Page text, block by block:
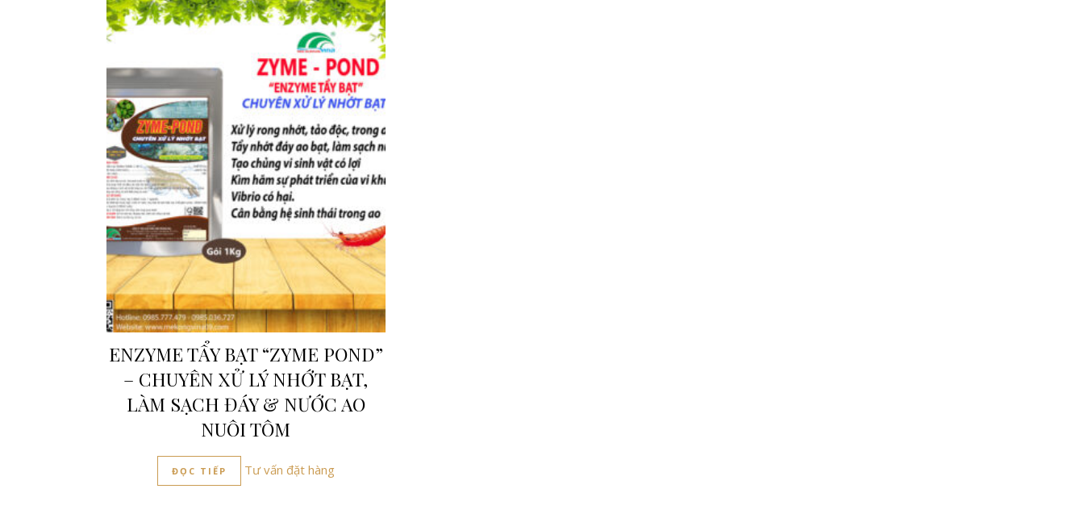
ENZYME TẨY BẠT “ZYME POND”
– CHUYÊN XỬ LÝ NHỚT BẠT,
LÀM SẠCH ĐÁY & NƯỚC AO
NUÔI TÔM
ĐỌC TIẾP Tư vấn đặt hàng